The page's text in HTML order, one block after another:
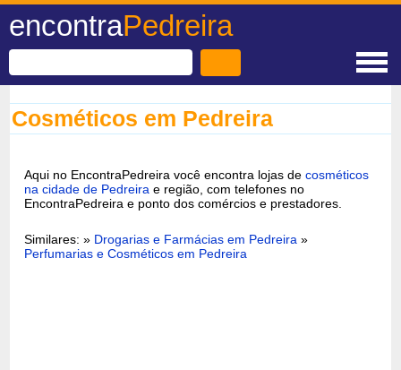
encontraPedreira
Cosméticos em Pedreira
Aqui no EncontraPedreira você encontra lojas decosméticos
na cidade de Pedreira e região, com telefones no
EncontraPedreira e ponto dos comércios e prestadores.
Similares: » Drogarias e Farmácias em Pedreira »
Perfumarias e Cosméticos em Pedreira